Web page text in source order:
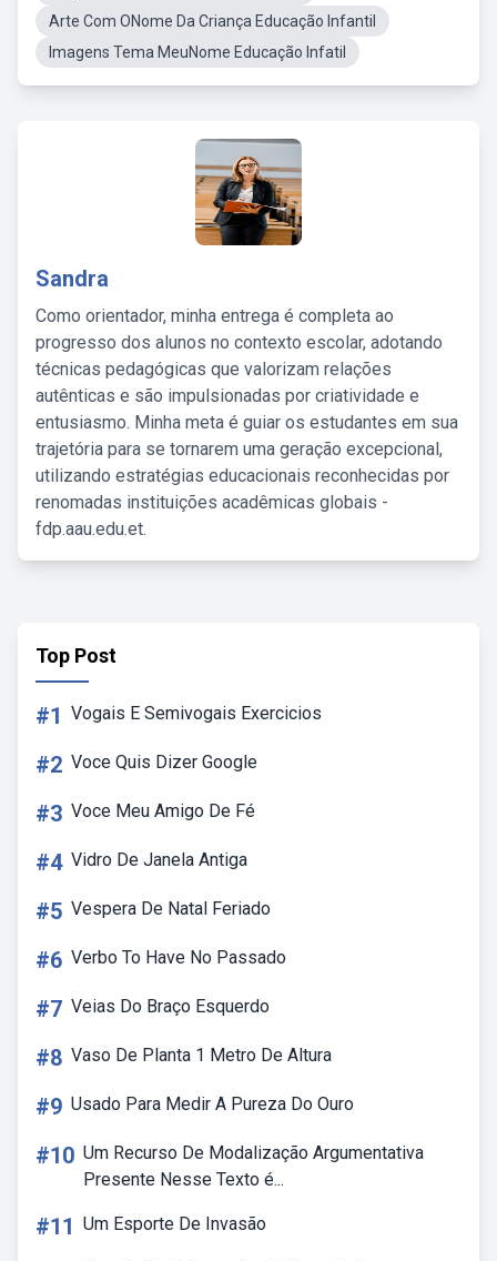
Arte Com ONome Da Criança Educação Infantil
Imagens Tema MeuNome Educação Infatil
Sandra
Como orientador, minha entrega é completa ao
progresso dos alunos no contexto escolar, adotando
técnicas pedagógicas que valorizam relações
autênticas e são impulsionadas por criatividade e
entusiasmo. Minha meta é guiar os estudantes em sua
trajetória para se tornarem uma geração excepcional,
utilizando estratégias educacionais reconhecidas por
renomadas instituições acadêmicas globais -
fdp.aau.edu.et.
Top Post
#1 Vogais E Semivogais Exercicios
#2 Voce Quis Dizer Google
#3 Voce Meu Amigo De Fé
#4 Vidro De Janela Antiga
#5 Vespera De Natal Feriado
#6 Verbo To Have No Passado
#7 Veias Do Braço Esquerdo
#8 Vaso De Planta 1 Metro De Altura
#9 Usado Para Medir A Pureza Do Ouro
#10 Um Recurso De Modalização Argumentativa
Presente Nesse Texto é...
#11 Um Esporte De Invasão